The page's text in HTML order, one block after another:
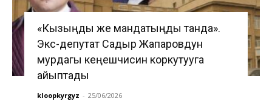
«Кызыңды же мандатыңды танда».
Экс-депутат Садыр Жапаровдун
мурдагы кеңешчисин коркутууга
айыптады
kloopkyrgyz - 25/06/2026